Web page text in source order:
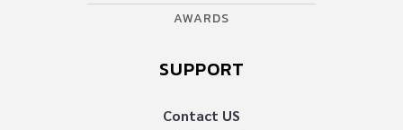
AWARDS
SUPPORT
Contact US